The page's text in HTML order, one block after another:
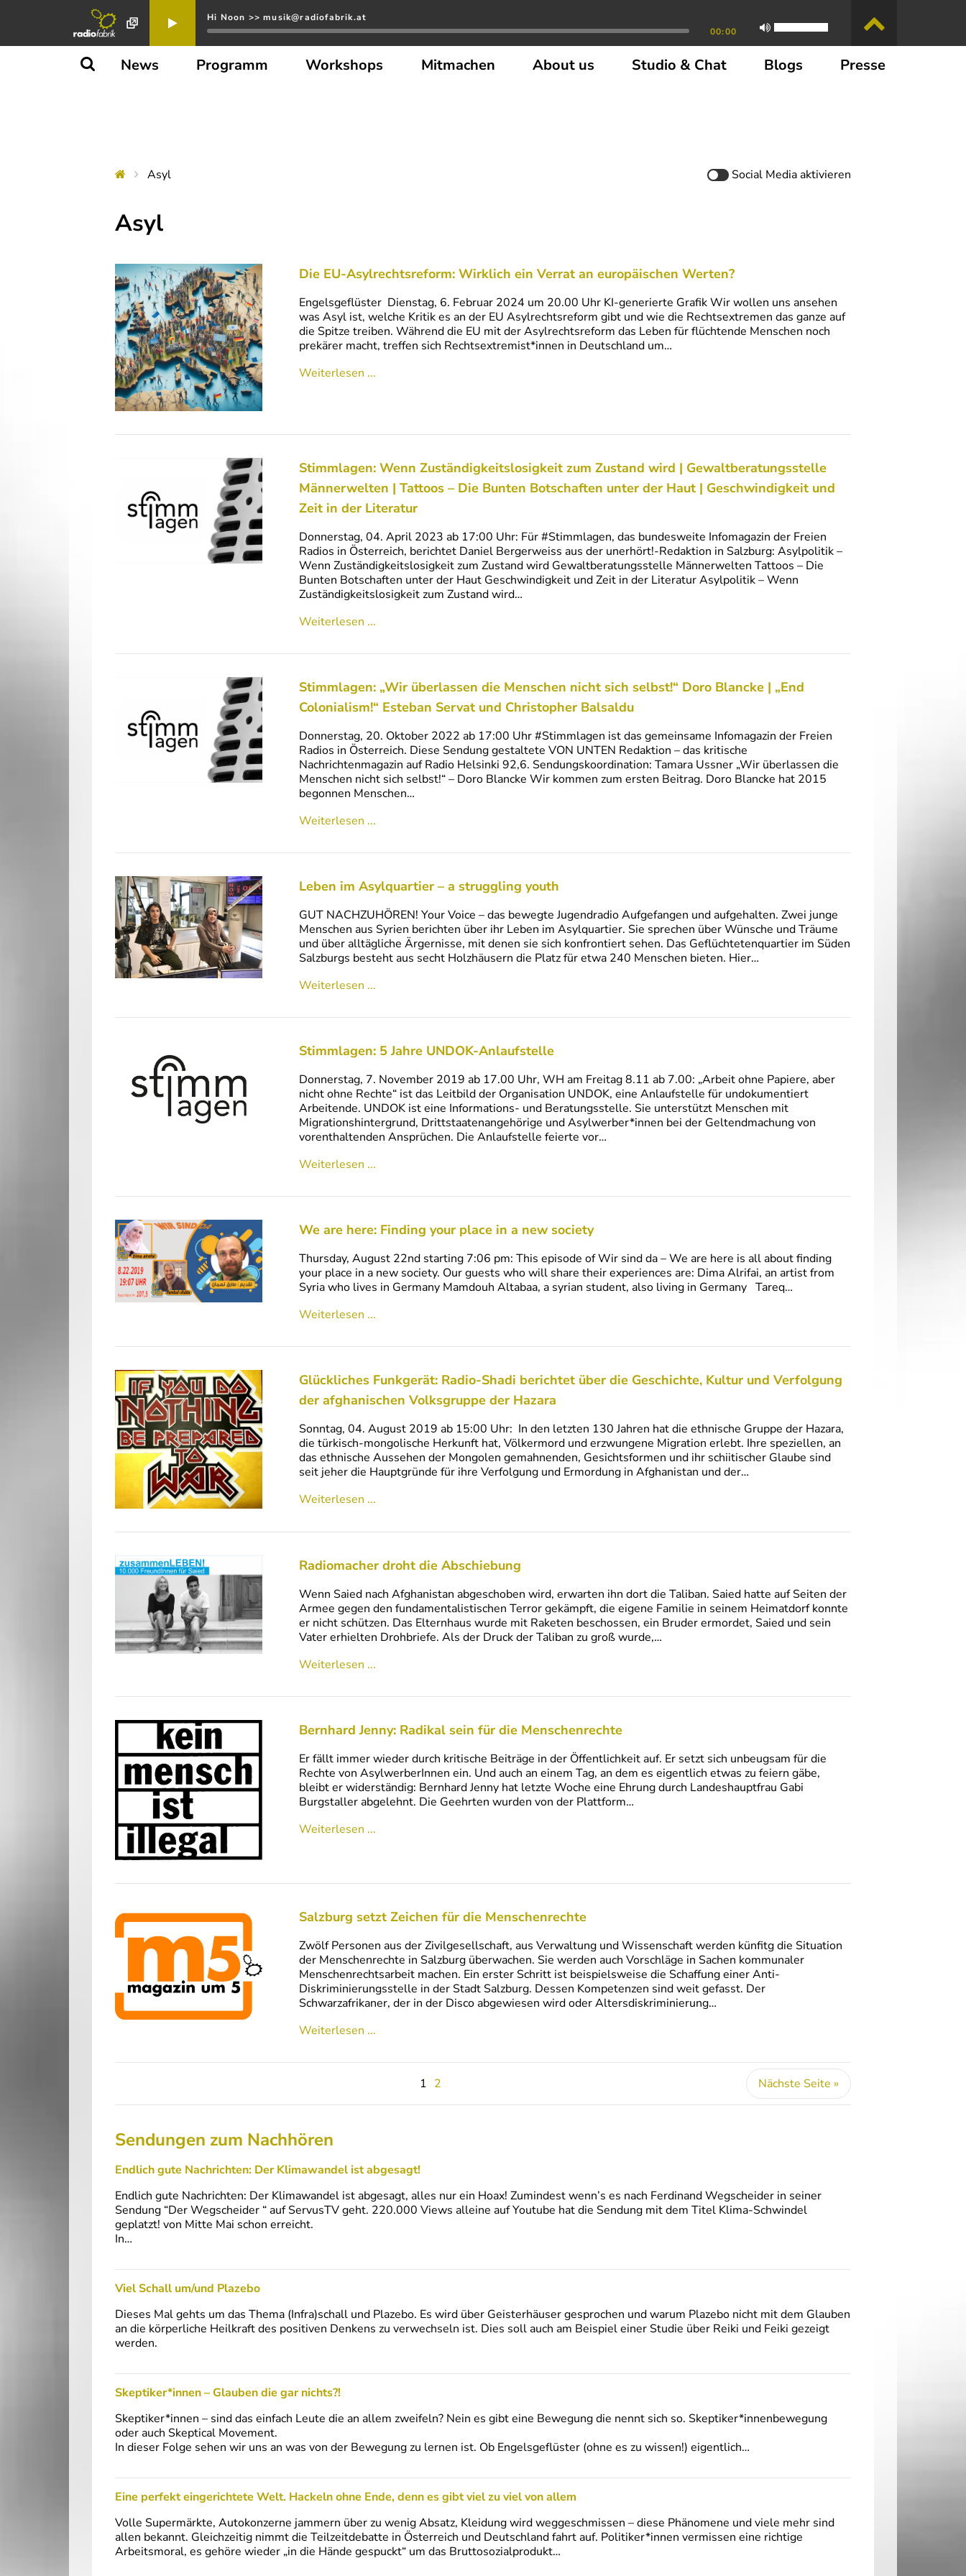
Hi Noon >> musik@radiofabrik.at
00:00
News Programm Workshops Mitmachen About us Studio & Chat Blogs Presse
Asyl Social Mediaaktivieren
Asyl
Die EU-Asylrechtsreform: Wirklich ein Verrat an europäischen Werten?
Engelsgeflüster Dienstag, 6. Februar 2024 um 20.00 Uhr KI-generierte Grafik Wir wollen uns ansehen
was Asyl ist, welche Kritik es an der EU Asylrechtsreform gibt und wie die Rechtsextremen das ganze auf
die Spitze treiben. Während die EU mit der Asylrechtsreform das Leben für flüchtende Menschen noch
prekärer macht, treffen sich Rechtsextremist*innen in Deutschland um…
Weiterlesen ...
Stimmlagen: Wenn Zuständigkeitslosigkeit zum Zustand wird | Gewaltberatungsstelle
Männerwelten | Tattoos – Die Bunten Botschaften unter der Haut | Geschwindigkeit und
Zeit in der Literatur
Donnerstag, 04. April 2023 ab 17:00 Uhr: Für #Stimmlagen, das bundesweite Infomagazin der Freien
Radios in Österreich, berichtet Daniel Bergerweiss aus der unerhört!-Redaktion in Salzburg: Asylpolitik –
Wenn Zuständigkeitslosigkeit zum Zustand wird Gewaltberatungsstelle Männerwelten Tattoos – Die
Bunten Botschaften unter der Haut Geschwindigkeit und Zeit in der Literatur Asylpolitik – Wenn
Zuständigkeitslosigkeit zum Zustand wird…
Weiterlesen ...
Stimmlagen: „Wir überlassen die Menschen nicht sich selbst!“ Doro Blancke | „End
Colonialism!“ Esteban Servat und Christopher Balsaldu
Donnerstag, 20. Oktober 2022 ab 17:00 Uhr #Stimmlagen ist das gemeinsame Infomagazin der Freien
Radios in Österreich. Diese Sendung gestaltete VON UNTEN Redaktion – das kritische
Nachrichtenmagazin auf Radio Helsinki 92,6. Sendungskoordination: Tamara Ussner „Wir überlassen die
Menschen nicht sich selbst!“ – Doro Blancke Wir kommen zum ersten Beitrag. Doro Blancke hat 2015
begonnen Menschen…
Weiterlesen ...
Leben im Asylquartier – a struggling youth
GUT NACHZUHÖREN! Your Voice – das bewegte Jugendradio Aufgefangen und aufgehalten. Zwei junge
Menschen aus Syrien berichten über ihr Leben im Asylquartier. Sie sprechen über Wünsche und Träume
und über alltägliche Ärgernisse, mit denen sie sich konfrontiert sehen. Das Geflüchtetenquartier im Süden
Salzburgs besteht aus secht Holzhäusern die Platz für etwa 240 Menschen bieten. Hier…
Weiterlesen ...
Stimmlagen: 5 Jahre UNDOK-Anlaufstelle
Donnerstag, 7. November 2019 ab 17.00 Uhr, WH am Freitag 8.11 ab 7.00: „Arbeit ohne Papiere, aber
nicht ohne Rechte“ ist das Leitbild der Organisation UNDOK, eine Anlaufstelle für undokumentiert
Arbeitende. UNDOK ist eine Informations- und Beratungsstelle. Sie unterstützt Menschen mit
Migrationshintergrund, Drittstaatenangehörige und Asylwerber*innen bei der Geltendmachung von
vorenthaltenden Ansprüchen. Die Anlaufstelle feierte vor…
Weiterlesen ...
We are here: Finding your place in a new society
Thursday, August 22nd starting 7:06 pm: This episode of Wir sind da – We are here is all about finding
your place in a new society. Our guests who will share their experiences are: Dima Alrifai, an artist from
Syria who lives in Germany Mamdouh Altabaa, a syrian student, also living in Germany Tareq…
Weiterlesen ...
Glückliches Funkgerät: Radio-Shadi berichtet über die Geschichte, Kultur und Verfolgung
der afghanischen Volksgruppe der Hazara
Sonntag, 04. August 2019 ab 15:00 Uhr: In den letzten 130 Jahren hat die ethnische Gruppe der Hazara,
die türkisch-mongolische Herkunft hat, Völkermord und erzwungene Migration erlebt. Ihre speziellen, an
das ethnische Aussehen der Mongolen gemahnenden, Gesichtsformen und ihr schiitischer Glaube sind
seit jeher die Hauptgründe für ihre Verfolgung und Ermordung in Afghanistan und der…
Weiterlesen ...
Radiomacher droht die Abschiebung
Wenn Saied nach Afghanistan abgeschoben wird, erwarten ihn dort die Taliban. Saied hatte auf Seiten der
Armee gegen den fundamentalistischen Terror gekämpft, die eigene Familie in seinem Heimatdorf konnte
er nicht schützen. Das Elternhaus wurde mit Raketen beschossen, ein Bruder ermordet, Saied und sein
Vater erhielten Drohbriefe. Als der Druck der Taliban zu groß wurde,…
Weiterlesen ...
Bernhard Jenny: Radikal sein für die Menschenrechte
Er fällt immer wieder durch kritische Beiträge in der Öffentlichkeit auf. Er setzt sich unbeugsam für die
Rechte von AsylwerberInnen ein. Und auch an einem Tag, an dem es eigentlich etwas zu feiern gäbe,
bleibt er widerständig: Bernhard Jenny hat letzte Woche eine Ehrung durch Landeshauptfrau Gabi
Burgstaller abgelehnt. Die Geehrten wurden von der Plattform…
Weiterlesen ...
Salzburg setzt Zeichen für die Menschenrechte
Zwölf Personen aus der Zivilgesellschaft, aus Verwaltung und Wissenschaft werden künfitg die Situation
der Menschenrechte in Salzburg überwachen. Sie werden auch Vorschläge in Sachen kommunaler
Menschenrechtsarbeit machen. Ein erster Schritt ist beispielsweise die Schaffung einer Anti-
Diskriminierungsstelle in der Stadt Salzburg. Dessen Kompetenzen sind weit gefasst. Der
Schwarzafrikaner, der in der Disco abgewiesen wird oder Altersdiskriminierung…
Weiterlesen ...
1 2 Nächste Seite »
Sendungen zum Nachhören
Endlich gute Nachrichten: Der Klimawandel ist abgesagt!
Endlich gute Nachrichten: Der Klimawandel ist abgesagt, alles nur ein Hoax! Zumindest wenn’s es nach Ferdinand Wegscheider in seiner
Sendung “Der Wegscheider “ auf ServusTV geht. 220.000 Views alleine auf Youtube hat die Sendung mit dem Titel Klima-Schwindel
geplatzt! von Mitte Mai schon erreicht.
In…
Viel Schall um/und Plazebo
Dieses Mal gehts um das Thema (Infra)schall und Plazebo. Es wird über Geisterhäuser gesprochen und warum Plazebo nicht mit dem Glauben
an die körperliche Heilkraft des positiven Denkens zu verwechseln ist. Dies soll auch am Beispiel einer Studie über Reiki und Feiki gezeigt
werden.
Skeptiker*innen – Glauben die gar nichts?!
Skeptiker*innen – sind das einfach Leute die an allem zweifeln? Nein es gibt eine Bewegung die nennt sich so. Skeptiker*innenbewegung
oder auch Skeptical Movement.
In dieser Folge sehen wir uns an was von der Bewegung zu lernen ist. Ob Engelsgeflüster (ohne es zu wissen!) eigentlich…
Eine perfekt eingerichtete Welt. Hackeln ohne Ende, denn es gibt viel zu viel von allem
Volle Supermärkte, Autokonzerne jammern über zu wenig Absatz, Kleidung wird weggeschmissen – diese Phänomene und viele mehr sind
allen bekannt. Gleichzeitig nimmt die Teilzeitdebatte in Österreich und Deutschland fahrt auf. Politiker*innen vermissen eine richtige
Arbeitsmoral, es gehöre wieder „in die Hände gespuckt“ um das Bruttosozialprodukt…